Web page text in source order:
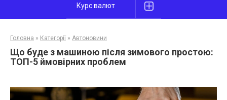
Курс валют
Головна » Категорії » Автоновини
Що буде з машиною після зимового простою:
ТОП-5 ймовірних проблем